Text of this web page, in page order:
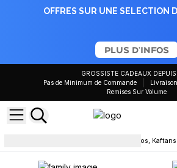
OFFRES SUR UNE SELECTION
PLUS D'INFOS
GROSSISTE CADEAUX
Pas de Minimum de Commande
Livraison
Remises Sur Volume
Paréos,